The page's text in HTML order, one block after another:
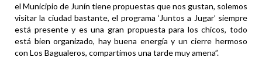
el Municipio de Junín tiene propuestas que nos gustan, solemos
visitar la ciudad bastante, el programa ‘Juntos a Jugar’ siempre
está presente y es una gran propuesta para los chicos, todo
está bien organizado, hay buena energía y un cierre hermoso
con Los Bagualeros, compartimos una tarde muy amena”.